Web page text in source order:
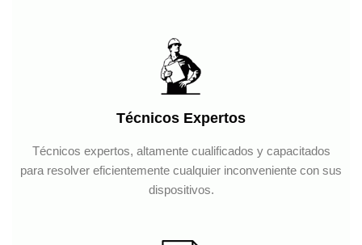
Técnicos Expertos
Técnicos expertos, altamente cualificados y capacitados
para resolver eficientemente cualquier inconveniente con sus
dispositivos.